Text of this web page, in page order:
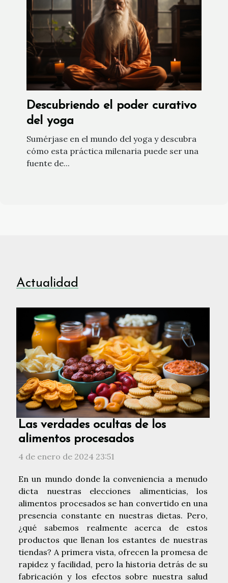
Descubriendo el poder curativo
del yoga
Sumérjase en el mundo del yoga y descubra
cómo esta práctica milenaria puede ser una
fuente de...
Actualidad
Las verdades ocultas de los
alimentos procesados
4 de enero de 2024 23:51
En un mundo donde la conveniencia a menudo
dicta nuestras elecciones alimenticias, los
alimentos procesados se han convertido en una
presencia constante en nuestras dietas. Pero,
¿qué sabemos realmente acerca de estos
productos que llenan los estantes de nuestras
tiendas? A primera vista, ofrecen la promesa de
rapidez y facilidad, pero la historia detrás de su
fabricación y los efectos sobre nuestra salud